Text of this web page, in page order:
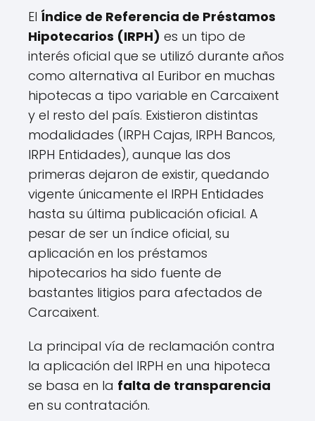
El Índice de Referencia de Préstamos
Hipotecarios (IRPH) es un tipo de
interés oficial que se utilizó durante años
como alternativa al Euribor en muchas
hipotecas a tipo variable en Carcaixent
y el resto del país. Existieron distintas
modalidades (IRPH Cajas, IRPH Bancos,
IRPH Entidades), aunque las dos
primeras dejaron de existir, quedando
vigente únicamente el IRPH Entidades
hasta su última publicación oficial. A
pesar de ser un índice oficial, su
aplicación en los préstamos
hipotecarios ha sido fuente de
bastantes litigios para afectados de
Carcaixent.
La principal vía de reclamación contra
la aplicación del IRPH en una hipoteca
se basa en la falta de transparencia
en su contratación.